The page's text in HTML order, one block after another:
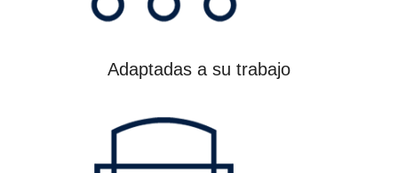
Adaptadas a su trabajo